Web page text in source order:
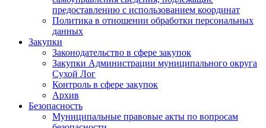
предоставлению с использованием координат
Политика в отношении обработки персональных
данных
Закупки
Законодательство в сфере закупок
Закупки Администрации муниципального округа
Сухой Лог
Контроль в сфере закупок
Архив
Безопасность
Муниципальные правовые акты по вопросам